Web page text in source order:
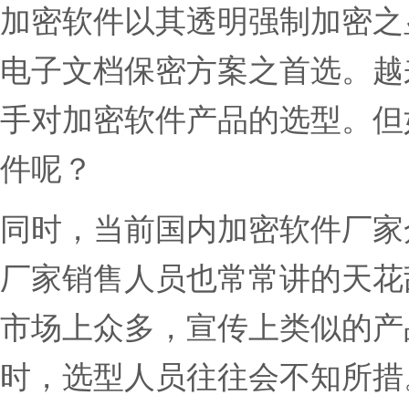
加密软件以其透明强制加密
电子文档保密方案之首选。
手对加密软件产品的选型。
件呢？
同时，当前国内加密软件厂
厂家销售人员也常常讲的天
市场上众多，宣传上类似的
时，选型人员往往会不知所